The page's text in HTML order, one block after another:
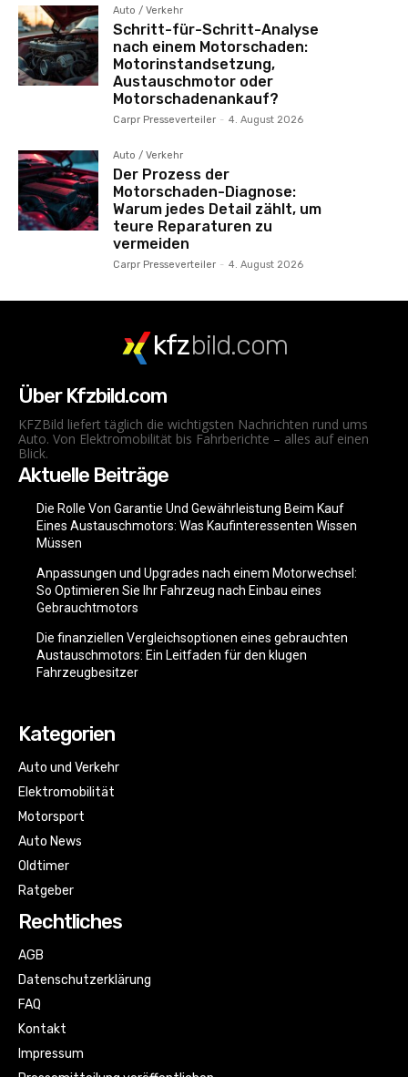
Auto / Verkehr
Schritt-für-Schritt-Analyse
nach einem Motorschaden:
Motorinstandsetzung,
Austauschmotor oder
Motorschadenankauf?
Carpr Presseverteiler - 4. August 2026
Auto / Verkehr
Der Prozess der
Motorschaden-Diagnose:
Warum jedes Detail zählt, um
teure Reparaturen zu
vermeiden
Carpr Presseverteiler - 4. August 2026
kfzbild.com
Über Kfzbild.com
KFZBild liefert täglich die wichtigsten Nachrichten rund ums
Auto. Von Elektromobilität bis Fahrberichte – alles auf einen
Blick.
Aktuelle Beiträge
Die Rolle Von Garantie Und Gewährleistung Beim Kauf
Eines Austauschmotors: Was Kaufinteressenten Wissen
Müssen
Anpassungen und Upgrades nach einem Motorwechsel:
So Optimieren Sie Ihr Fahrzeug nach Einbau eines
Gebrauchtmotors
Die finanziellen Vergleichsoptionen eines gebrauchten
Austauschmotors: Ein Leitfaden für den klugen
Fahrzeugbesitzer
Kategorien
Auto und Verkehr
Elektromobilität
Motorsport
Auto News
Oldtimer
Ratgeber
Rechtliches
AGB
Datenschutzerklärung
FAQ
Kontakt
Impressum